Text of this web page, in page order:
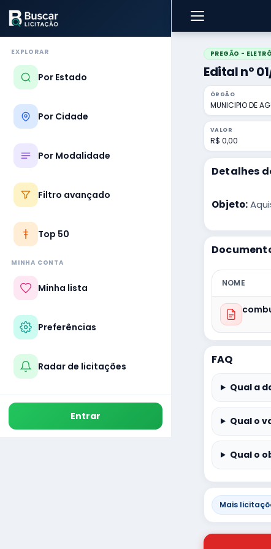
EXPLORAR
Por Estado
Por Cidade
Por Modalidade
Filtro avançado
Top 50
MINHA CONTA
Minha lista
Preferências
Radar de licitações
Entrar
PREGÃO -
Edital nº
ÓRGÃO
MUNICIPIO DE
VALOR
R$ 0,00
Detalhes
Objeto:
NOME
FAQ
Qual a
Qual o
Qual o
Mais